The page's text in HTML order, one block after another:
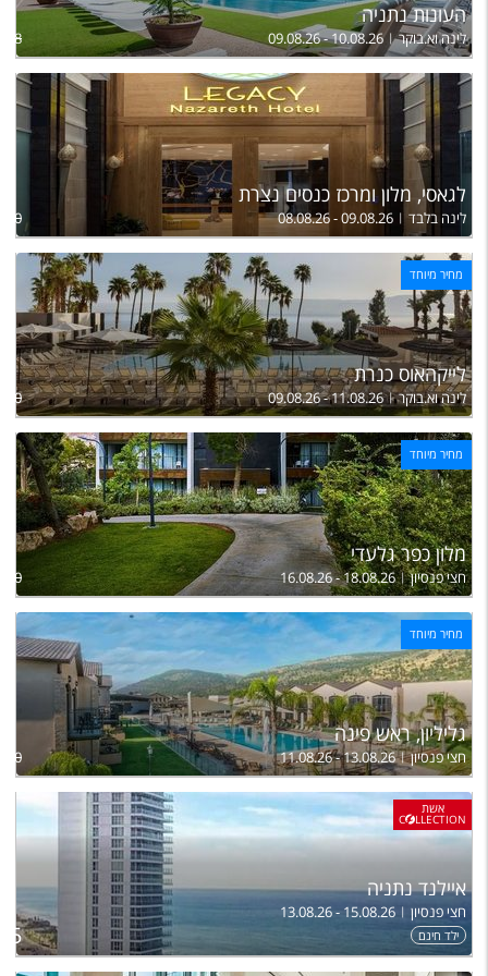
העונות נתניה
לינה וא.בוקר 09.08.26 - 10.08.26
לגאסי, מלון ומרכז כנסים נצרת
לינה בלבד 08.08.26 - 09.08.26
830
מחיר מיוחד
לייקהאוס כנרת
לינה וא.בוקר 09.08.26 - 11.08.26
מחיר מיוחד
מלון כפר גלעדי
חצי פנסיון 16.08.26 - 18.08.26
מחיר מיוחד
גליליון, ראש פינה
חצי פנסיון 11.08.26 - 13.08.26
אשת
C LLECTION
איילנד נתניה
חצי פנסיון 13.08.26 - 15.08.26
ילד חינם